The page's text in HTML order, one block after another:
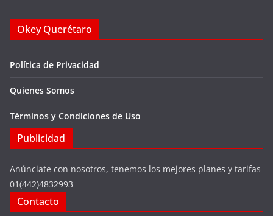
Okey Querétaro
Política de Privacidad
Quienes Somos
Términos y Condiciones de Uso
Publicidad
Anúnciate con nosotros, tenemos los mejores planes y tarifas
01(442)4832993
Contacto